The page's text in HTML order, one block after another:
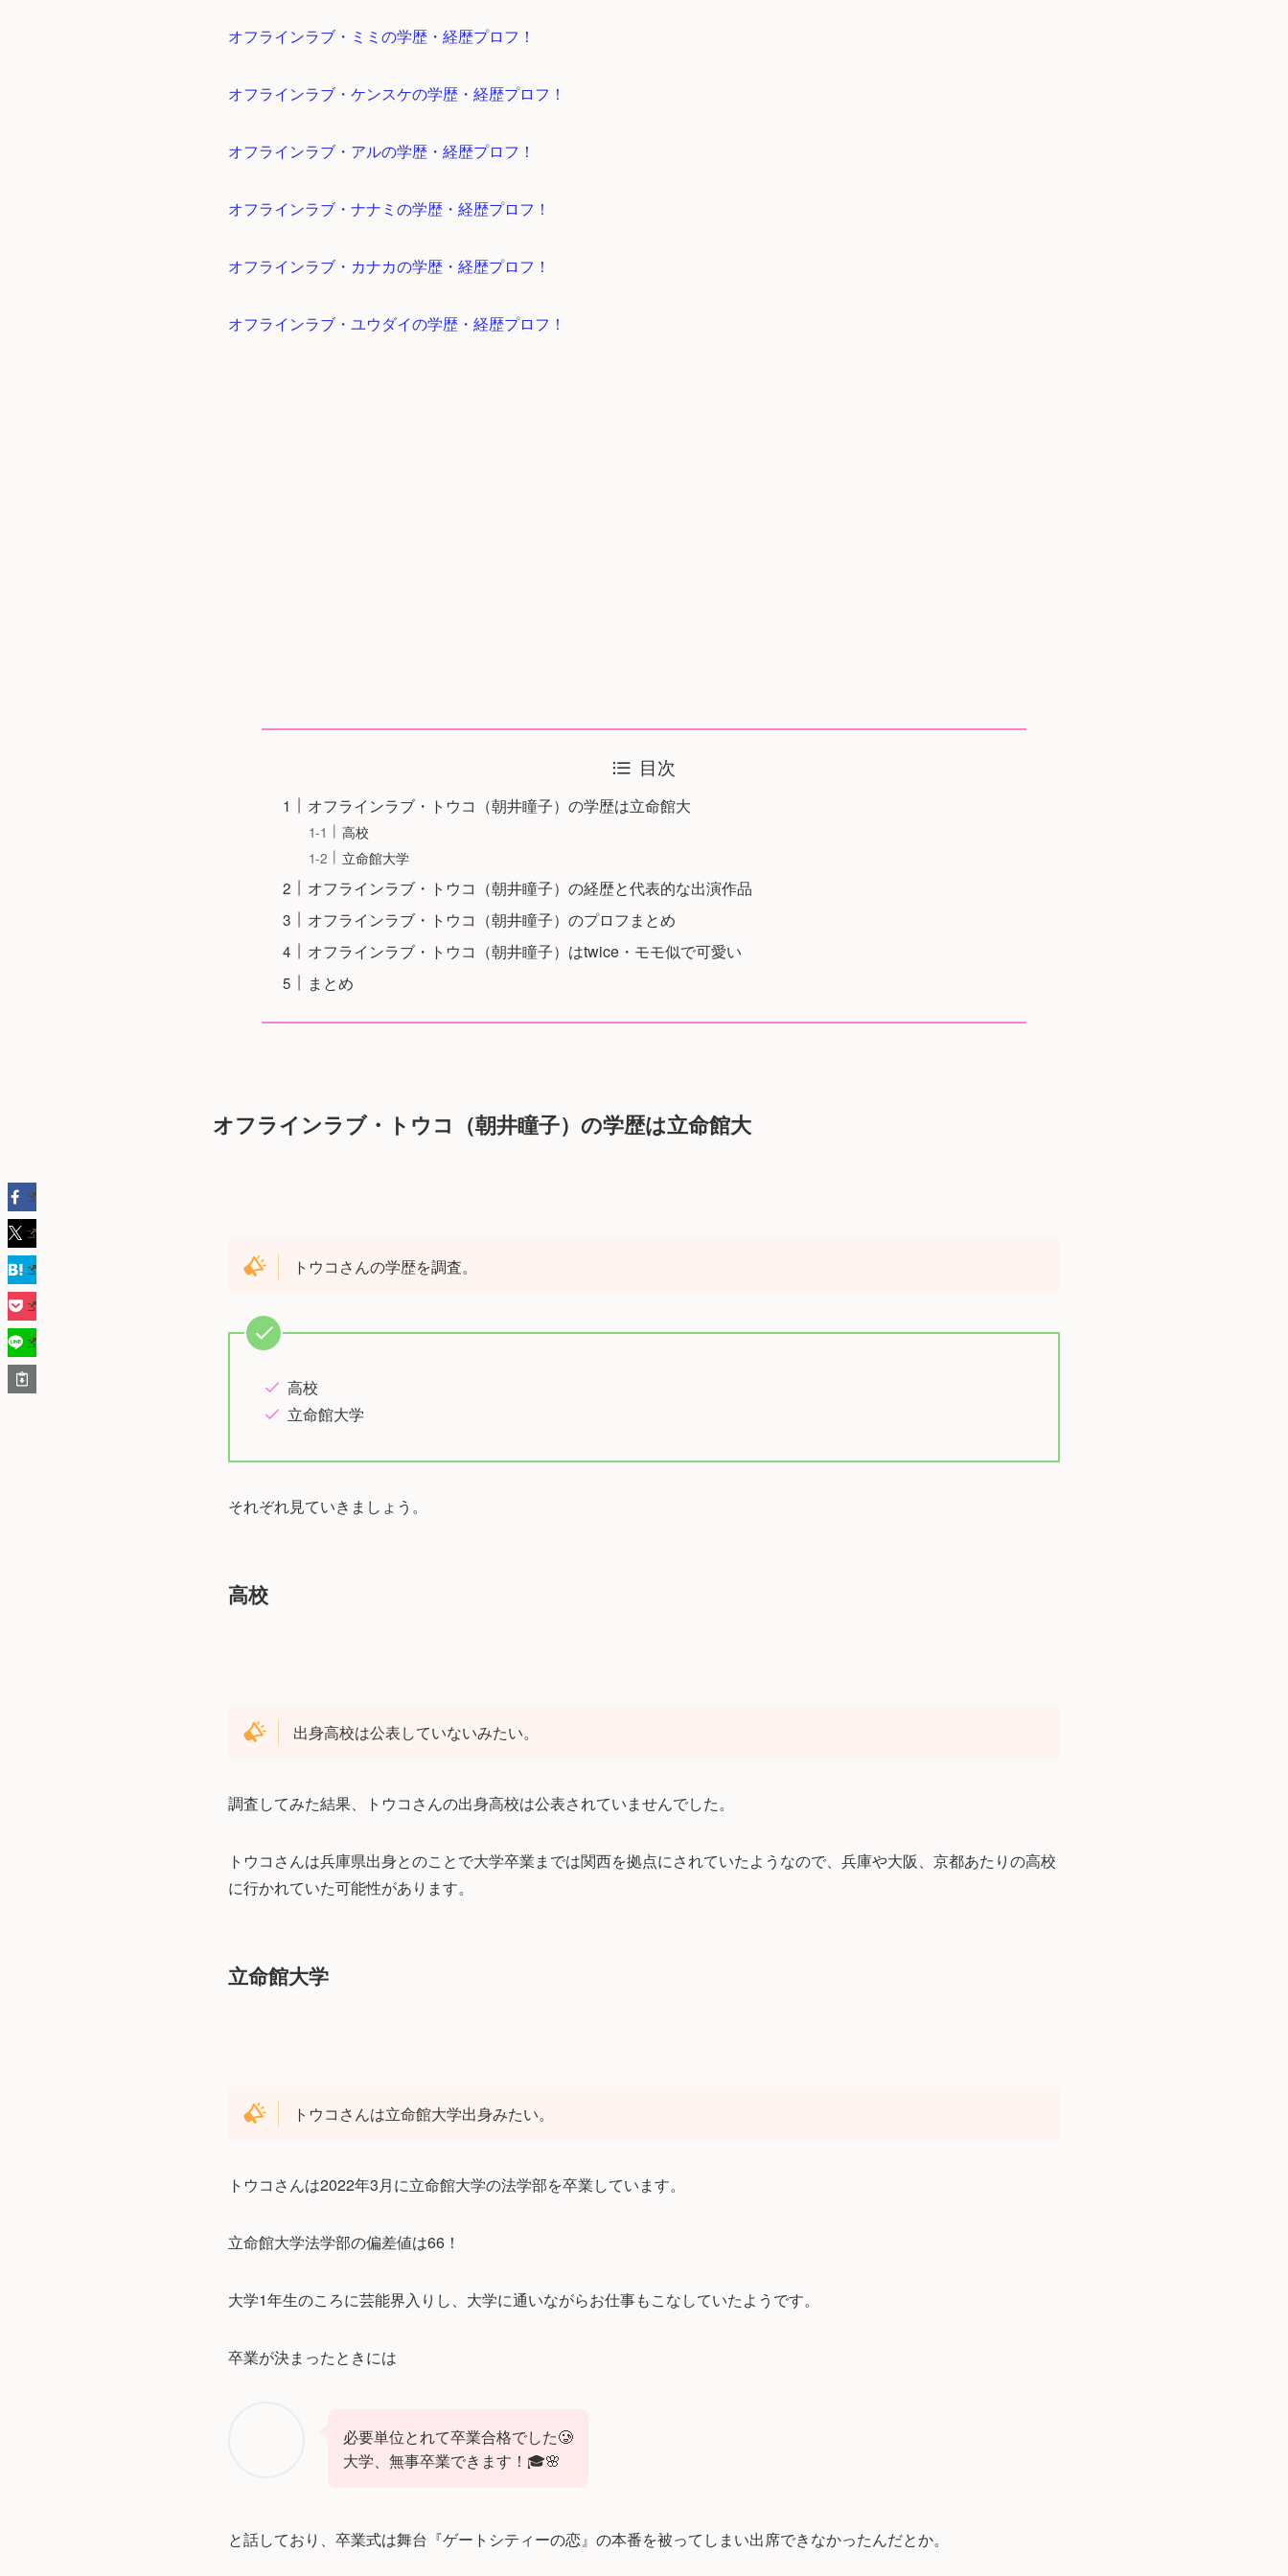
オフラインラブ・ミミの学歴・経歴プロフ！
オフラインラブ・ケンスケの学歴・経歴プロフ！
オフラインラブ・アルの学歴・経歴プロフ！
オフラインラブ・ナナミの学歴・経歴プロフ！
オフラインラブ・カナカの学歴・経歴プロフ！
オフラインラブ・ユウダイの学歴・経歴プロフ！
目次
オフラインラブ・トウコ（朝井瞳子）の学歴は立命館大
高校
立命館大学
オフラインラブ・トウコ（朝井瞳子）の経歴と代表的な出演作品
オフラインラブ・トウコ（朝井瞳子）のプロフまとめ
オフラインラブ・トウコ（朝井瞳子）はtwice・モモ似で可愛い
まとめ
オフラインラブ・トウコ（朝井瞳子）の学歴は立命館大
トウコさんの学歴を調査。
高校
立命館大学
それぞれ見ていきましょう。
高校
出身高校は公表していないみたい。
調査してみた結果、トウコさんの出身高校は公表されていませんでした。
トウコさんは兵庫県出身とのことで大学卒業までは関西を拠点にされていたようなので、兵庫や大阪、京都あたりの高校
に行かれていた可能性があります。
立命館大学
トウコさんは立命館大学出身みたい。
トウコさんは2022年3月に立命館大学の法学部を卒業しています。
立命館大学法学部の偏差値は66！
大学1年生のころに芸能界入りし、大学に通いながらお仕事もこなしていたようです。
卒業が決まったときには
必要単位とれて卒業合格でした🥲
大学、無事卒業できます！🎓🌸
と話しており、卒業式は舞台『ゲートシティーの恋』の本番を被ってしまい出席できなかったんだとか。